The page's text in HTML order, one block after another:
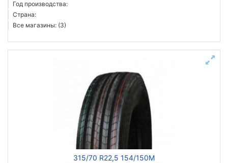
Год производства:
Страна:
Все магазины: (3)
315/70 R22,5 154/150M